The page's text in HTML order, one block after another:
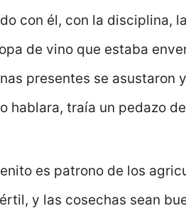
con él, con la disciplina,
de vino que estaba
presentes se asustaron
hablara, traía un pedazo
es patrono de los
y las cosechas sean